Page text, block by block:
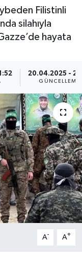
Filistinli
silahıyla
hayata
20.04.2025 -
GÜNCELLEME
A- A+